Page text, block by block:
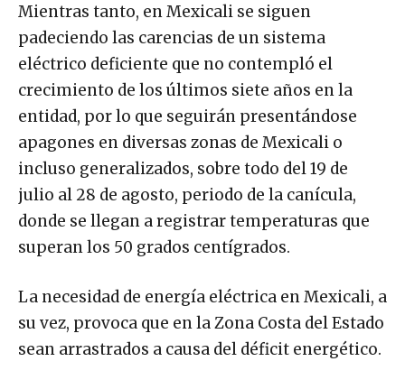
Mientras tanto, en Mexicali se siguen
padeciendo las carencias de un sistema
eléctrico deficiente que no contempló el
crecimiento de los últimos siete años en la
entidad, por lo que seguirán presentándose
apagones en diversas zonas de Mexicali o
incluso generalizados, sobre todo del 19 de
julio al 28 de agosto, periodo de la canícula,
donde se llegan a registrar temperaturas que
superan los 50 grados centígrados.
La necesidad de energía eléctrica en Mexicali, a
su vez, provoca que en la Zona Costa del Estado
sean arrastrados a causa del déficit energético.